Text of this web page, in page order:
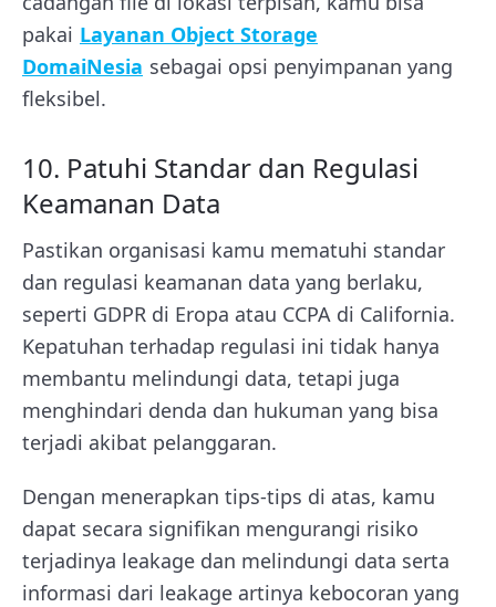
pakai Layanan Object Storage
DomaiNesia sebagai opsi penyimpanan yang
fleksibel.
10. Patuhi Standar dan Regulasi
Keamanan Data
Pastikan organisasi kamu mematuhi standar
dan regulasi keamanan data yang berlaku,
seperti GDPR di Eropa atau CCPA di California.
Kepatuhan terhadap regulasi ini tidak hanya
membantu melindungi data, tetapi juga
menghindari denda dan hukuman yang bisa
terjadi akibat pelanggaran.
Dengan menerapkan tips-tips di atas, kamu
dapat secara signifikan mengurangi risiko
terjadinya leakage dan melindungi data serta
informasi dari leakage artinya kebocoran yang